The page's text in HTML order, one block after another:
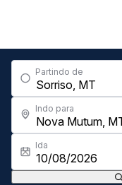
Partindo de
Indo para
Ida